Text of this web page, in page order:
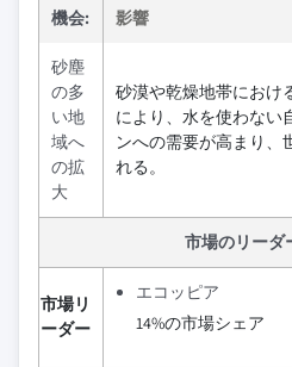
機会: 影響
砂塵
の多
い地
域へ
の拡
大
砂漠や乾燥地帯におけ
により、水を使わない
ンへの需要が高まり、
れる。
市場のリーダ
市場リ
ーダー
エコッピア
14%の市場シェア